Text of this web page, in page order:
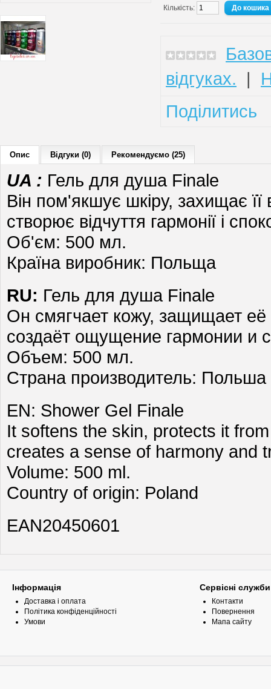
Кількість:
відгуках. |
Поділитись
Опис Відгуки (0) Рекомендуємо (25)
UA : Гель для душа Finale
Він пом'якшує шкіру, захищає її
створює відчуття гармонії і
Об'єм: 500 мл.
Країна виробник: Польща
RU: Гель для душа Finale
Он смягчает кожу, защищает её
создаёт ощущение гармонии и
Объем: 500 мл.
Страна производитель: Польша
EN: Shower Gel Finale
It softens the skin, protects it
creates a sense of harmony and
Volume: 500 ml.
Country of origin: Poland
EAN20450601
Інформація
Доставка і оплата
Політика конфіденційності
Умови
Сервісні служби
Контакти
Повернення
Мапа сайту